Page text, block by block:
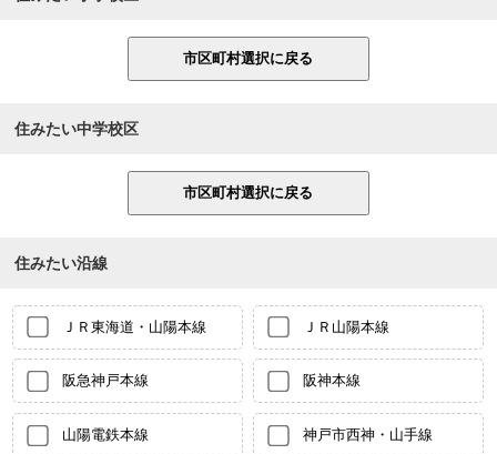
住みたい中学校区
住みたい沿線
ＪＲ東海道・山陽本線 ＪＲ山陽本線
阪急神戸本線 阪神本線
山陽電鉄本線 神戸市西神・山手線